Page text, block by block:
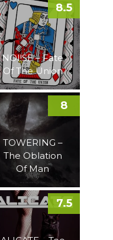
NOI!SE – Fate
Of The Union
8.5
TOWERING –
The Oblation
Of Man
8
7.5